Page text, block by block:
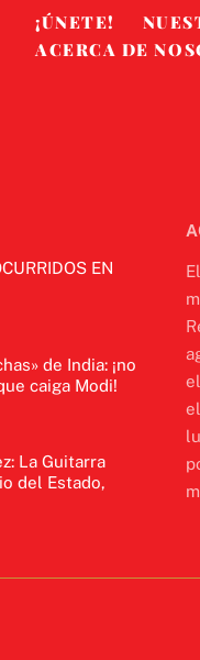
¡ÚNETE!
ACERCA DE
EN
de India: ¡no
caiga Modi!
La Guitarra
del Estado,